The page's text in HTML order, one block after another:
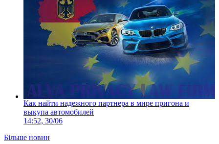
Как найти надежного партнера в мире пригона и
выкупа автомобилей
14:52, 30/06
Більше новин